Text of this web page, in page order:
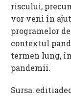
riscului,
vor veni în
programelor
contextul
termen lung,
pandemii.
Sursa: